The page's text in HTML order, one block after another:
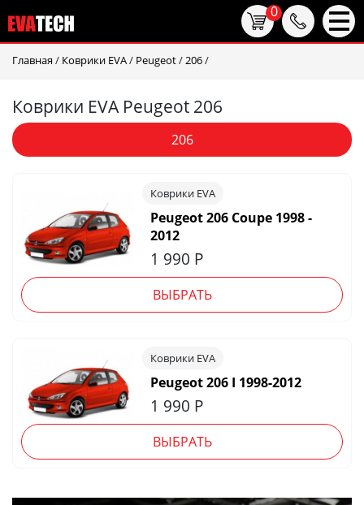
Главная / Коврики EVA/ Peugeot/206/
Коврики EVA Peugeot 206
206
Коврики EVA
Peugeot 206 Coupe 1998 -
2012
1 990 Р
ВЫБРАТЬ
Коврики EVA
Peugeot 206 I 1998-2012
1 990 Р
ВЫБРАТЬ
0